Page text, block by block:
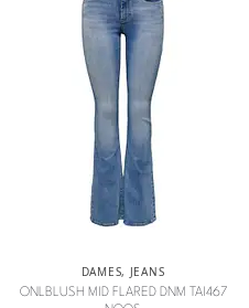
DAMES, JEANS
ONLBLUSH MID FLARED DNM TAI467